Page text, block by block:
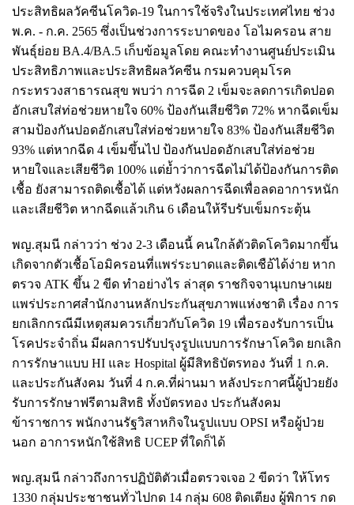
ประสิทธิผลวัคซีนโควิด-19 ในการใช้จริงในประเทศไทย ช่วง
พ.ค. - ก.ค. 2565 ซึ่งเป็นช่วงการระบาดของ โอไมครอน สาย
พันธุ์ย่อย BA.4/BA.5 เก็บข้อมูลโดย คณะทำงานศูนย์ประเมิน
ประสิทธิภาพและประสิทธิผลวัคซีน กรมควบคุมโรค
กระทรวงสาธารณสุข พบว่า การฉีด 2 เข็มจะลดการเกิดปอด
อักเสบใส่ท่อช่วยหายใจ 60% ป้องกันเสียชีวิต 72% หากฉีดเข็ม
สามป้องกันปอดอักเสบใส่ท่อช่วยหายใจ 83% ป้องกันเสียชีวิต
93% แต่หากฉีด 4 เข็มขึ้นไป ป้องกันปอดอักเสบใส่ท่อช่วย
หายใจและเสียชีวิต 100% แต่ย้ำว่าการฉีดไม่ได้ป้องกันการติด
เชื้อ ยังสามารถติดเชื้อได้ แต่หวังผลการฉีดเพื่อลดอาการหนัก
และเสียชีวิต หากฉีดแล้วเกิน 6 เดือนให้รีบรับเข็มกระตุ้น
พญ.สุมนี กล่าวว่า ช่วง 2-3 เดือนนี้ คนใกล้ตัวติดโควิดมากขึ้น
เกิดจากตัวเชื้อโอมิครอนที่แพร่ระบาดและติดเชือ้ได้ง่าย หาก
ตรวจ ATK ขึ้น 2 ขีด ทำอย่างไร ล่าสุด ราชกิจจานุเบกษาเผย
แพร่ประกาศสำนักงานหลักประกันสุขภาพแห่งชาติ เรื่อง การ
ยกเลิกกรณีมีเหตุสมควรเกี่ยวกับโควิด 19 เพื่อรองรับการเป็น
โรคประจำถิ่น มีผลการปรับปรุงรูปแบบการรักษาโควิด ยกเลิก
การรักษาแบบ HI และ Hospital ผู้มีสิทธิบัตรทอง วันที่ 1 ก.ค.
และประกันสังคม วันที่ 4 ก.ค.ที่ผ่านมา หลังประกาศนี้ผู้ป่วยยัง
รับการรักษาฟรีตามสิทธิ ทั้งบัตรทอง ประกันสังคม
ข้าราชการ พนักงานรัฐวิสาหกิจในรูปแบบ OPSI หรือผู้ป่วย
นอก อาการหนักใช้สิทธิ UCEP ที่ใดก็ได้
พญ.สุมนี กล่าวถึงการปฏิบัติตัวเมื่อตรวจเจอ 2 ขีดว่า ให้โทร
1330 กลุ่มประชาชนทั่วไปกด 14 กลุ่ม 608 ติดเตียง ผู้พิการ กด